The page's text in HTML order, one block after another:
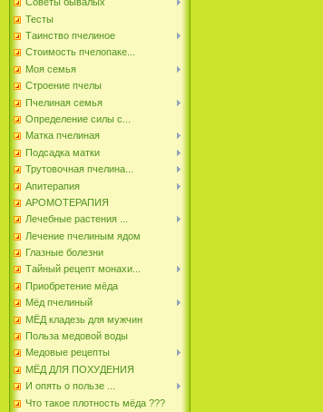
Тесты
Таинство пчелиное
Стоимость пчелопаке...
Моя семья
Строение пчелы
Пчелиная семья
Определение силы с...
Матка пчелиная
Подсадка матки
Трутовочная пчелина...
Апитерапия
АРОМОТЕРАПИЯ
Лечебные растения ...
Лечение пчелиным ядом
Глазные болезни
Тайный рецепт монахи...
Приобретение мёда
Мёд пчелиный
МЁД кладезь для мужчин
Польза медовой воды
Медовые рецепты
МЁД ДЛЯ ПОХУДЕНИЯ
И опять о пользе ...
Что такое плотность мёда ???